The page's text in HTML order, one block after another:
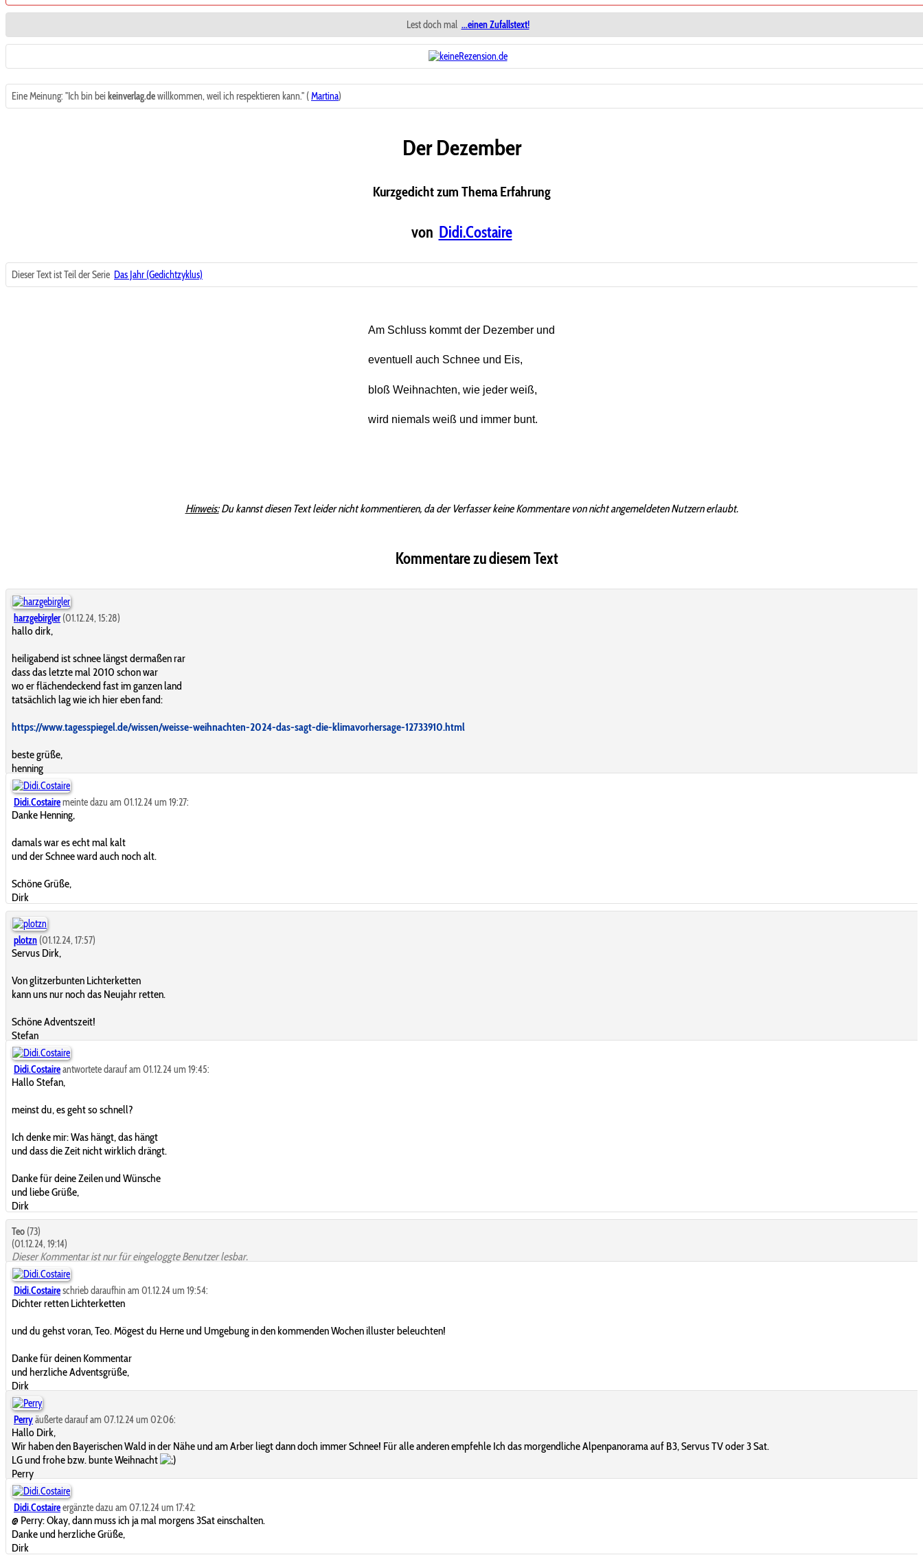
Lest doch mal ...einen Zufallstext!
Eine Meinung: "Ich bin bei keinverlag.dewillkommen, weil ich respektieren kann." (Martina)
Der Dezember
Kurzgedicht zum Thema Erfahrung
von Didi.Costaire
Dieser Text ist Teil der Serie Das Jahr (Gedichtzyklus)
Am Schluss kommt der Dezember und
eventuell auch Schnee und Eis,
bloß Weihnachten, wie jeder weiß,
wird niemals weiß und immer bunt.
Hinweis:Du kannst diesen Text leider nicht kommentieren, da der Verfasser keine Kommentare von nicht angemeldeten Nutzern erlaubt.
Kommentare zu diesem Text
harzgebirgler(01.12.24, 15:28)
hallo dirk,
heiligabend ist schnee längst dermaßen rar
dass das letzte mal 2010 schon war
wo er flächendeckend fast im ganzen land
tatsächlich lag wie ich hier eben fand:
https://www.tagesspiegel.de/wissen/weisse-weihnachten-2024-das-sagt-die-klimavorhersage-12733910.html
beste grüße,
henning
Didi.Costairemeinte dazu am 01.12.24 um 19:27:
Danke Henning,
damals war es echt mal kalt
und der Schnee ward auch noch alt.
Schöne Grüße,
Dirk
plotzn (01.12.24, 17:57)
Servus Dirk,
Von glitzerbunten Lichterketten
kann uns nur noch das Neujahr retten.
Schöne Adventszeit!
Stefan
Didi.Costaireantwortete darauf am 01.12.24 um 19:45:
Hallo Stefan,
meinst du, es geht so schnell?
Ich denke mir: Was hängt, das hängt
und dass die Zeit nicht wirklich drängt.
Danke für deine Zeilen und Wünsche
und liebe Grüße,
Dirk
Teo (73)
(01.12.24, 19:14)
Dieser Kommentar ist nur für eingeloggte Benutzer lesbar.
Didi.Costaireschrieb daraufhin am 01.12.24 um 19:54:
Dichter retten Lichterketten
und du gehst voran, Teo. Mögest du Herne und Umgebung in den kommenden Wochen illuster beleuchten!
Danke für deinen Kommentar
und herzliche Adventsgrüße,
Dirk
Perryäußerte darauf am 07.12.24 um 02:06:
Hallo Dirk,
Wir haben den Bayerischen Wald in der Nähe und am Arber liegt dann doch immer Schnee! Für alle anderen empfehle Ich das morgendliche Alpenpanorama auf B3, Servus TV oder 3 Sat.
LG und frohe bzw. bunte Weihnacht
Perry
Didi.Costaireergänzte dazu am 07.12.24 um 17:42:
@ Perry: Okay, dann muss ich ja mal morgens 3Sat einschalten.
Danke und herzliche Grüße,
Dirk